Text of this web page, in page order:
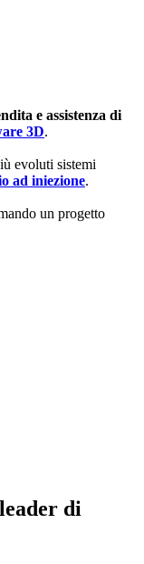
e assistenza di
3D.
evoluti sistemi
ad iniezione.
un progetto
di